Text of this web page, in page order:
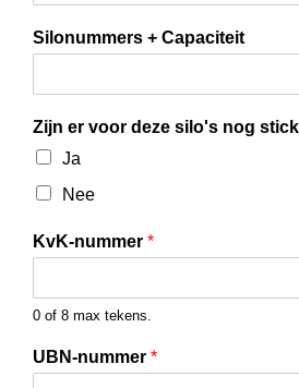
Silonummers + Capaciteit
Zijn er voor deze silo's nog
Ja
Nee
KvK-nummer*
0 of 8 max tekens.
UBN-nummer*